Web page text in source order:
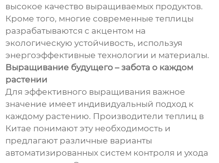
высокое качество выращиваемых продуктов.
Кроме того, многие современные теплицы
разрабатываются с акцентом на
экологическую устойчивость, используя
энергоэффективные технологии и материалы.
Выращивание будущего – забота о каждом
растении
Для эффективного выращивания важное
значение имеет индивидуальный подход к
каждому растению. Производители теплиц в
Китае понимают эту необходимость и
предлагают различные варианты
автоматизированных систем контроля и ухода